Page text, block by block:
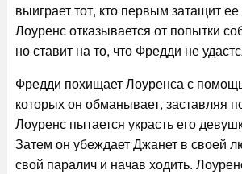
выиграет тот, кто первым затащит ее
Лоуренс отказывается от попытки
но ставит на то, что Фредди не
Фредди похищает Лоуренса с
которых он обманывает, заставляя
Лоуренс пытается украсть его
Затем он убеждает Джанет в своей
свой паралич и начав ходить.